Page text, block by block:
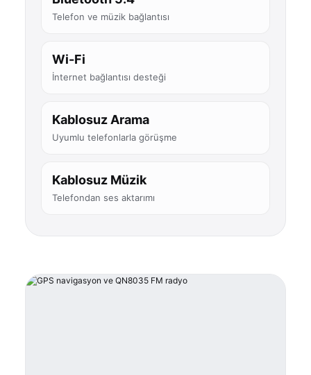
Telefon ve müzik bağlantısı
Wi-Fi
İnternet bağlantısı desteği
Kablosuz Arama
Uyumlu telefonlarla görüşme
Kablosuz Müzik
Telefondan ses aktarımı